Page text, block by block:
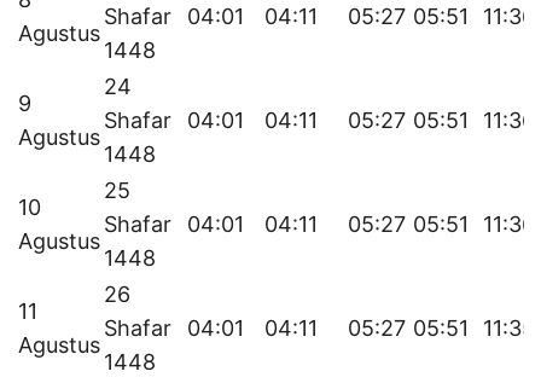
Agustus
Shafar
1448
04:01 04:11 05:27 05:51 11:36
9
Agustus
24
Shafar
1448
04:01 04:11 05:27 05:51 11:36
10
Agustus
25
Shafar
1448
04:01 04:11 05:27 05:51 11:36
11
Agustus
26
Shafar
1448
04:01 04:11 05:27 05:51 11:35